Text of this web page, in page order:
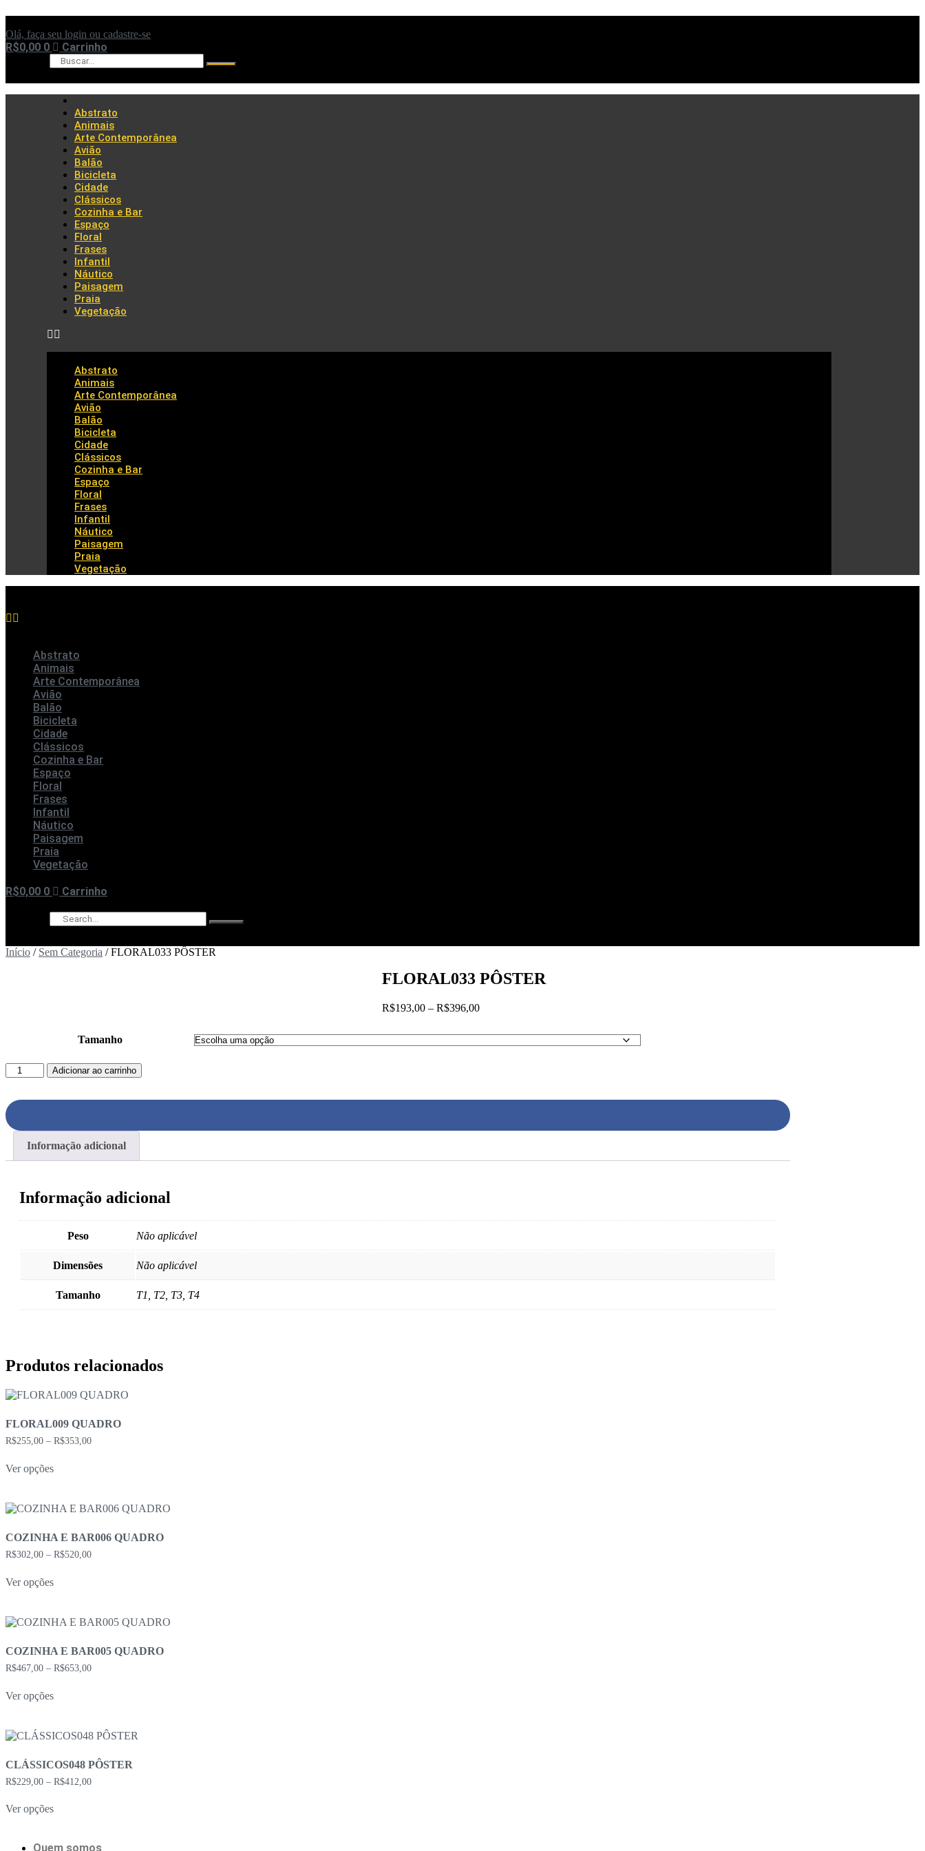
o
conteúdo
Olá, faça seu login ou cadastre-se
R$0,00 0 Carrinho
Abstrato
Animais
Arte Contemporânea
Avião
Balão
Bicicleta
Cidade
Clássicos
Cozinha e Bar
Espaço
Floral
Frases
Infantil
Náutico
Paisagem
Praia
Vegetação
Abstrato
Animais
Arte Contemporânea
Avião
Balão
Bicicleta
Cidade
Clássicos
Cozinha e Bar
Espaço
Floral
Frases
Infantil
Náutico
Paisagem
Praia
Vegetação
Abstrato
Animais
Arte Contemporânea
Avião
Balão
Bicicleta
Cidade
Clássicos
Cozinha e Bar
Espaço
Floral
Frases
Infantil
Náutico
Paisagem
Praia
Vegetação
R$0,00 0 Carrinho
Início / Sem Categoria / FLORAL033 PÔSTER
FLORAL033 PÔSTER
R$193,00 – R$396,00Faixa
preço:
R$193,00
Tamanho
FLORAL033
PÔSTER
Adicionar ao carrinho
Informação adicional
Informação adicional
Peso Não aplicável
Dimensões Não aplicável
Tamanho T1, T2, T3, T4
Produtos relacionados
FLORAL009 QUADRO
R$255,00 – R$353,00Faixa
Ver opçõesproduto
variantes.
opções
podem
ser
na
produto
COZINHA E BAR006 QUADRO
R$302,00 – R$520,00Faixa
Ver opçõesproduto
variantes.
opções
podem
ser
na
produto
COZINHA E BAR005 QUADRO
R$467,00 – R$653,00Faixa
Ver opçõesproduto
variantes.
opções
podem
ser
na
produto
CLÁSSICOS048 PÔSTER
R$229,00 – R$412,00Faixa
Ver opçõesproduto
variantes.
Quem somos